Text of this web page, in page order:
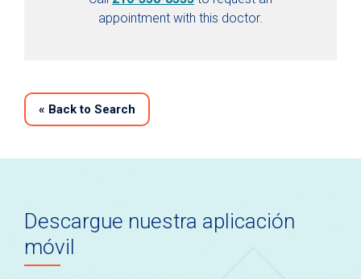
appointment with this doctor.
« Back to Search
Descargue nuestra aplicación
móvil